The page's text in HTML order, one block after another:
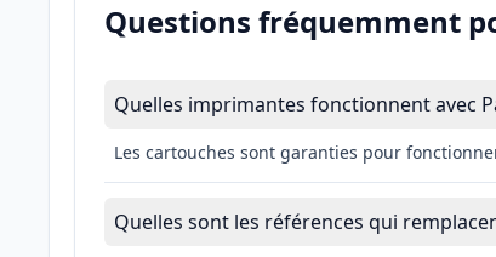
Questions fréquemment
Quelles imprimantes fonctionnent avec
Les cartouches sont garanties pour fonctionner
Quelles sont les références qui